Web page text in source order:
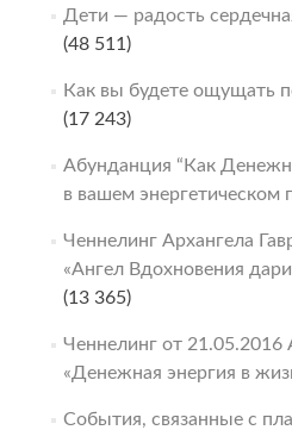
Дети — радость
(48 511)
Как вы будете ощущать
(17 243)
Абунданция “Как
в вашем энергетическом
Ченнелинг Архангела
«Ангел Вдохновения
(13 365)
Ченнелинг от 21.05.2016
«Денежная энергия в
События, связанные с